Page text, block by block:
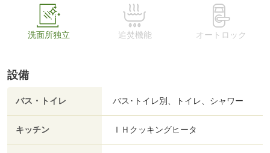
洗面所独立 追焚機能 オートロック
設備
バス・トイレ バス･トイレ別、トイレ、シャワー
キッチン ＩＨクッキングヒータ